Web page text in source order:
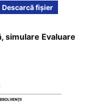
Descarcă fișier
simulare Evaluare